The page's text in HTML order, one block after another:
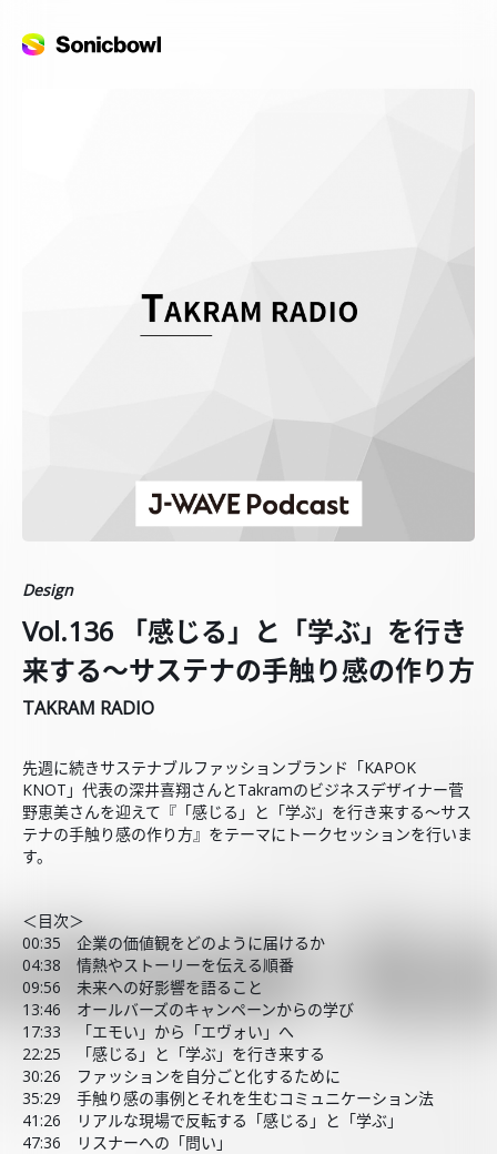
Design
Vol.136 「感じる」と「学ぶ」を行き
来する～サステナの手触り感の作り方
TAKRAM RADIO
先週に続きサステナブルファッションブランド「KAPOK
KNOT」代表の深井喜翔さんとTakramのビジネスデザイナー菅
野恵美さんを迎えて『「感じる」と「学ぶ」を行き来する～サス
テナの手触り感の作り方』をテーマにトークセッションを行いま
す。
＜目次＞
00:35 企業の価値観をどのように届けるか
04:38 情熱やストーリーを伝える順番
09:56 未来への好影響を語ること
13:46 オールバーズのキャンペーンからの学び
17:33 「エモい」から「エヴォい」へ
22:25 「感じる」と「学ぶ」を行き来する
30:26 ファッションを自分ごと化するために
35:29 手触り感の事例とそれを生むコミュニケーション法
41:26 リアルな現場で反転する「感じる」と「学ぶ」
47:36 リスナーへの「問い」